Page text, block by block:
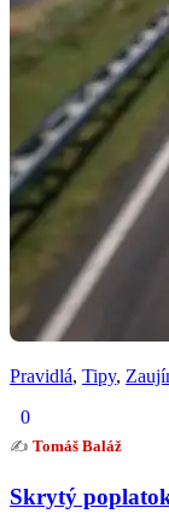
Pravidlá, Tipy,
0
✍️ Tomáš Baláž
Skrytý